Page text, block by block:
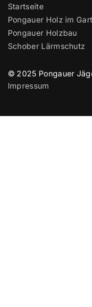
Startseite
Pongauer Holz im
Pongauer Holzbau
Schober Lärmschutz
© 2025 Pongauer
Impressum